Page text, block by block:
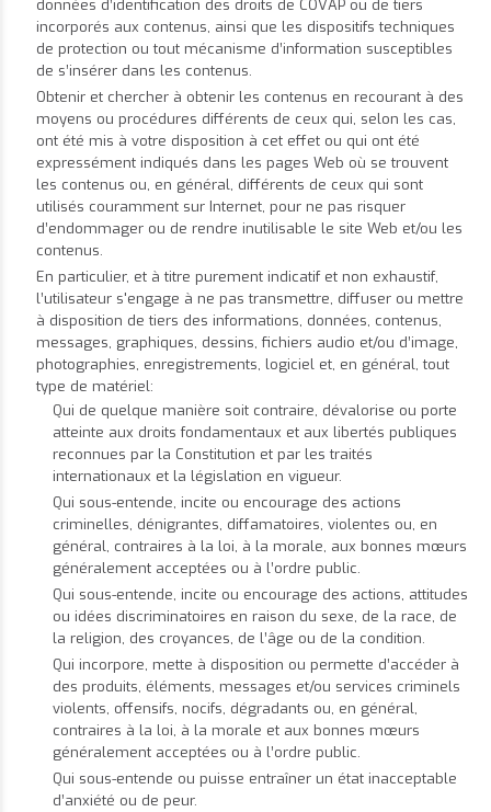
données d’identification des droits de COVAP ou de tiers
incorporés aux contenus, ainsi que les dispositifs techniques
de protection ou tout mécanisme d’information susceptibles
de s’insérer dans les contenus.
Obtenir et chercher à obtenir les contenus en recourant à des
moyens ou procédures différents de ceux qui, selon les cas,
ont été mis à votre disposition à cet effet ou qui ont été
expressément indiqués dans les pages Web où se trouvent
les contenus ou, en général, différents de ceux qui sont
utilisés couramment sur Internet, pour ne pas risquer
d’endommager ou de rendre inutilisable le site Web et/ou les
contenus.
En particulier, et à titre purement indicatif et non exhaustif,
l’utilisateur s'engage à ne pas transmettre, diffuser ou mettre
à disposition de tiers des informations, données, contenus,
messages, graphiques, dessins, fichiers audio et/ou d’image,
photographies, enregistrements, logiciel et, en général, tout
type de matériel:
Qui de quelque manière soit contraire, dévalorise ou porte
atteinte aux droits fondamentaux et aux libertés publiques
reconnues par la Constitution et par les traités
internationaux et la législation en vigueur.
Qui sous-entende, incite ou encourage des actions
criminelles, dénigrantes, diffamatoires, violentes ou, en
général, contraires à la loi, à la morale, aux bonnes mœurs
généralement acceptées ou à l’ordre public.
Qui sous-entende, incite ou encourage des actions, attitudes
ou idées discriminatoires en raison du sexe, de la race, de
la religion, des croyances, de l’âge ou de la condition.
Qui incorpore, mette à disposition ou permette d’accéder à
des produits, éléments, messages et/ou services criminels
violents, offensifs, nocifs, dégradants ou, en général,
contraires à la loi, à la morale et aux bonnes mœurs
généralement acceptées ou à l’ordre public.
Qui sous-entende ou puisse entraîner un état inacceptable
d’anxiété ou de peur.